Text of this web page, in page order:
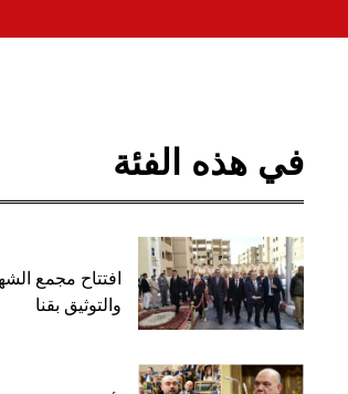
في هذه الفئة
افتتاح مجمع
والتوثيق بقنا